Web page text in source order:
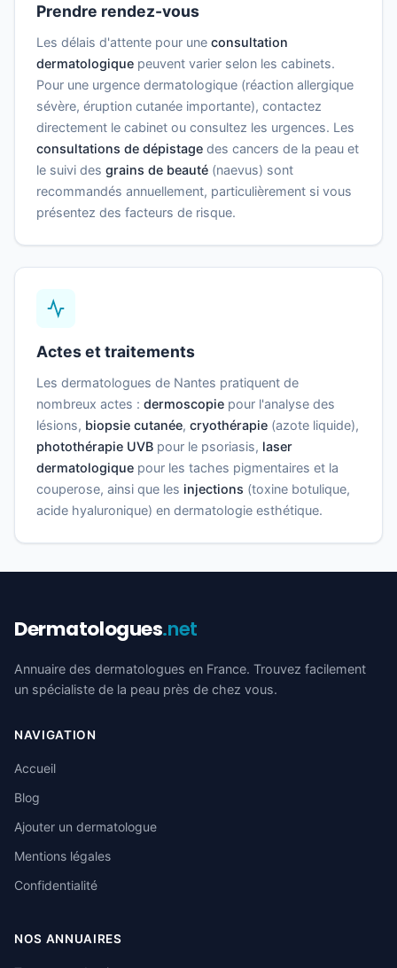
Prendre rendez-vous
Les délais d'attente pour une consultation
dermatologique peuvent varier selon les cabinets.
Pour une urgence dermatologique (réaction allergique
sévère, éruption cutanée importante), contactez
directement le cabinet ou consultez les urgences. Les
consultations de dépistage des cancers de la peau et
le suivi des grains de beauté (naevus) sont
recommandés annuellement, particulièrement si vous
présentez des facteurs de risque.
Actes et traitements
Les dermatologues de Nantes pratiquent de
nombreux actes : dermoscopie pour l'analyse des
lésions, biopsie cutanée, cryothérapie (azote liquide),
photothérapie UVB pour le psoriasis, laser
dermatologique pour les taches pigmentaires et la
couperose, ainsi que les injections (toxine botulique,
acide hyaluronique) en dermatologie esthétique.
Dermatologues.net
Annuaire des dermatologues en France. Trouvez facilement
un spécialiste de la peau près de chez vous.
NAVIGATION
Accueil
Blog
Ajouter un dermatologue
Mentions légales
Confidentialité
NOS ANNUAIRES